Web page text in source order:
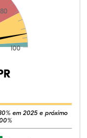
80
100
em 2025 e próximo